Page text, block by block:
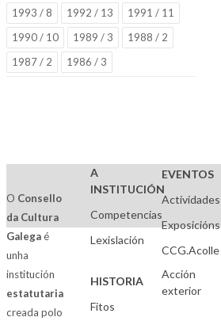
1993 / 8
1992 / 13
1991 / 11
1990 / 10
1989 / 3
1988 / 2
1987 / 2
1986 / 3
O Consello
da Cultura
Galegaé
unha
institución
estatutaria
creada polo
A
INSTITUCIÓN
Competencias
Lexislación
HISTORIA
Fitos
EVENTOS
Actividades
Exposicións
CCG.Acolle
Acción
exterior